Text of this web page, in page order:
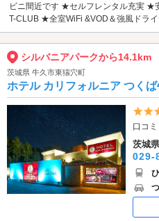
ビニ間近です ★セルフレンタル充実 ★
T-CLUB ★全室WiFi &VOD＆強風ドラ
シルバニアパークから14.1km
茨城県 牛久市東猯穴町
ホテル カリフォルニア つくば
口コ
茨城
029-